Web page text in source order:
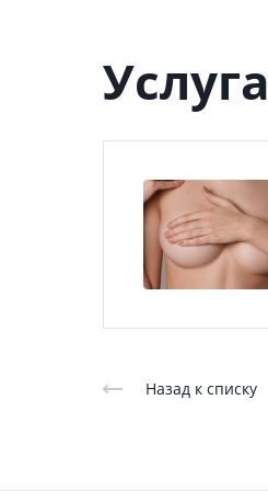
Услуга
Назад к списку